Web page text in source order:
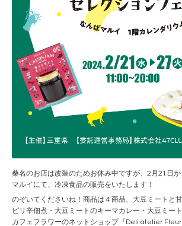
桑名のお店は改装のためお休み中ですが、2月21日
マルイにて、冷凍食品の販売をいたします！
のぞいてくださいね！商品は４商品、大豆ミートと
ピリ辛佃煮・大豆ミートのキーマカレー・大豆ミー
カフェフラワーのネットショップ『Deli atelier